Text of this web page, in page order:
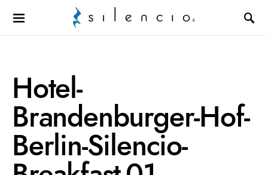
Search for:
Hotel-
Brandenburger-Hof-
Berlin-Silencio-